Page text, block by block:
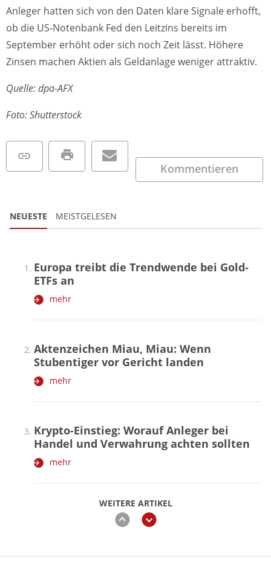
Anleger hatten sich von den Daten klare Signale erhofft,
ob die US-Notenbank Fed den Leitzins bereits im
September erhöht oder sich noch Zeit lässt. Höhere
Zinsen machen Aktien als Geldanlage weniger attraktiv.
Quelle: dpa-AFX
Foto: Shutterstock
Kommentieren
NEUESTE MEISTGELESEN
WEITERE ARTIKEL
zurückweiter
Europa treibt die Trendwende bei Gold-
ETFs an
mehr
Aktenzeichen Miau, Miau: Wenn
Stubentiger vor Gericht landen
mehr
Krypto-Einstieg: Worauf Anleger bei
Handel und Verwahrung achten sollten
mehr